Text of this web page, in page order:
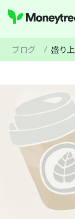
ブログ / 盛り